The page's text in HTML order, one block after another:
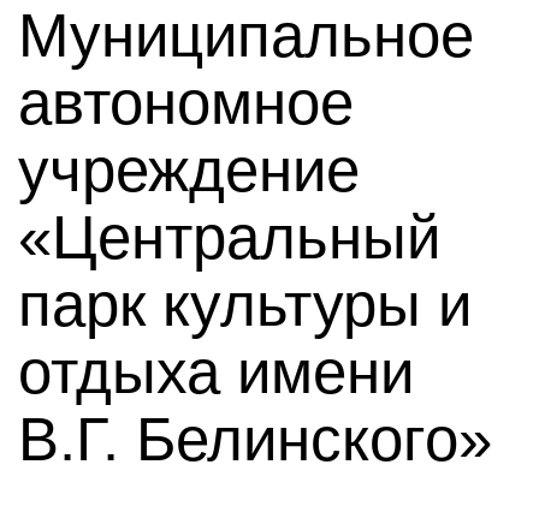
Муниципальное
автономное
учреждение
«Центральный
парк культуры и
отдыха имени
В.Г. Белинского»